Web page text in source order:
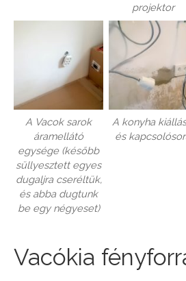
projektor
A Vacok sarok
áramellátó
egysége (később
süllyesztett egyes
dugaljra cseréltük,
és abba dugtunk
be egy négyeset)
A konyha
és
Vacókia